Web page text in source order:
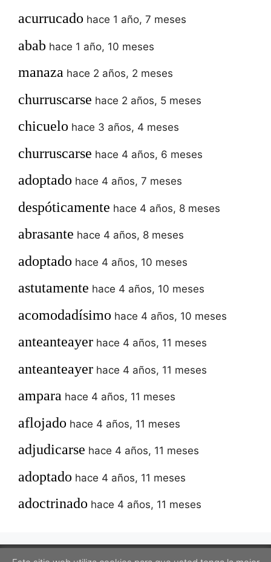
acurrucado hace 1 año, 7 meses
abab hace 1 año, 10 meses
manaza hace 2 años, 2 meses
churruscarse hace 2 años, 5 meses
chicuelo hace 3 años, 4 meses
churruscarse hace 4 años, 6 meses
adoptado hace 4 años, 7 meses
despóticamente hace 4 años, 8 meses
abrasante hace 4 años, 8 meses
adoptado hace 4 años, 10 meses
astutamente hace 4 años, 10 meses
acomodadísimo hace 4 años, 10 meses
anteanteayer hace 4 años, 11 meses
anteanteayer hace 4 años, 11 meses
ampara hace 4 años, 11 meses
aflojado hace 4 años, 11 meses
adjudicarse hace 4 años, 11 meses
adoptado hace 4 años, 11 meses
adoctrinado hace 4 años, 11 meses